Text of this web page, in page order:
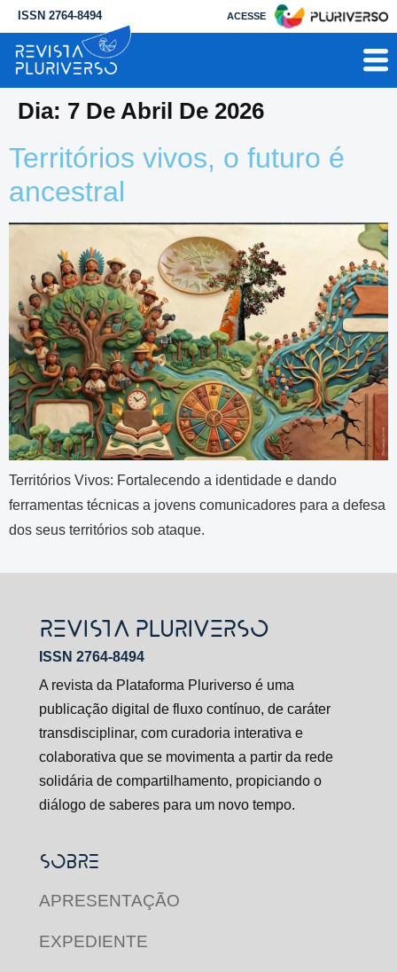
ISSN 2764-8494 ACESSE
Dia: 7 De Abril De 2026
Territórios vivos, o futuro é
ancestral
Territórios Vivos: Fortalecendo a identidade e dando
ferramentas técnicas a jovens comunicadores para a defesa
dos seus territórios sob ataque.
REVISTA PLURIVERSO
ISSN 2764-8494
A revista da Plataforma Pluriverso é uma
publicação digital de fluxo contínuo, de caráter
transdisciplinar, com curadoria interativa e
colaborativa que se movimenta a partir da rede
solidária de compartilhamento, propiciando o
diálogo de saberes para um novo tempo.
SOBRE
APRESENTAÇÃO
EXPEDIENTE